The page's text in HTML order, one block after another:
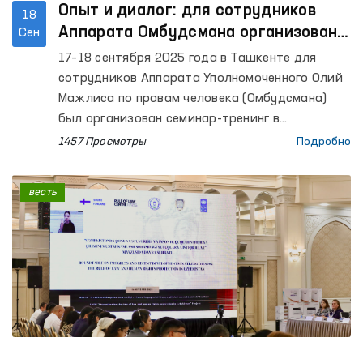
18
Сен
Опыт и диалог: для сотрудников
Аппарата Омбудсмана организован
международный семинар
17–18 сентября 2025 года в Ташкенте для
сотрудников Аппарата Уполномоченного Олий
Мажлиса по правам человека (Омбудсмана)
был организован семинар-тренинг в
сотрудничестве с Министерством иностранных
права при Хельсинкском университете.
1457 Просмотры Подробно
весть